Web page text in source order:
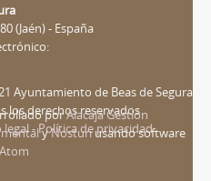
(Jaén) - España
Ayuntamiento de Beas de Segura
los derechos reservados
legal - Política de privacidad
porAlacaja Gestión
yNosturiusando software
Atom